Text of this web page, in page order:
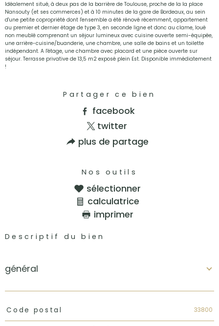
Idéalement situé, à deux pas de la barrière de Toulouse, proche de la la place
Nansouty (et ses commerces) et à 10 minutes de la gare de Bordeaux, au sein
d'une petite copropriété dont l'ensemble a été rénové récemment, appartement
au premier et dernier étage de type 3, en seconde ligne et donc au clame, loué
non meublé comprenant un séjour lumineux avec cuisine ouverte semi-équipée,
une arrière-cuisine/buanderie, une chambre, une salle de bains et un toilette
indépendant. A l'étage, une chambre avec placard et une pièce ouverte sur
séjour. Terrasse privative de 13,5 m2 exposé plein Est. Disponible immédiatement
!
Partager ce bien
facebook
twitter
plus de partage
Nos outils
sélectionner
calculatrice
imprimer
Descriptif du bien
général
TRAD_PAMPERO_Caracteristique
Code postal 33800